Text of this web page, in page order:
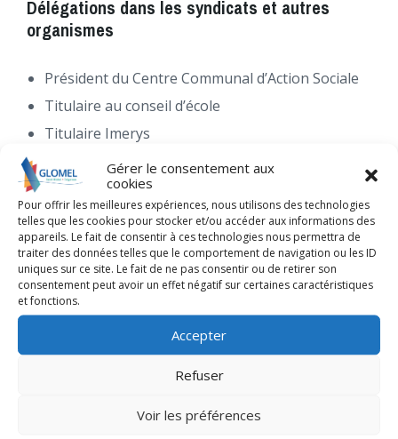
Gérer le consentement aux
cookies
Pour offrir les meilleures expériences, nous utilisons des technologies
telles que les cookies pour stocker et/ou accéder aux informations des
appareils. Le fait de consentir à ces technologies nous permettra de
traiter des données telles que le comportement de navigation ou les ID
uniques sur ce site. Le fait de ne pas consentir ou de retirer son
consentement peut avoir un effet négatif sur certaines caractéristiques
et fonctions.
Accepter
Refuser
Voir les préférences
Délégations dans les syndicats et autres
organismes
Président du Centre Communal d’Action Sociale
Titulaire au conseil d’école
Titulaire Imerys
Titulaire Distrivert
Communauté de Communes du Kreiz
Breizh
CONSEILLER DÉLÉGUÉ AU TOURISME
Commissions communautaires
Membre de la Commission Locale d’Évaluation
Suppléant de la Commission d’Appel d’Offres